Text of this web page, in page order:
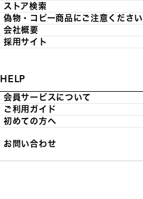
ストア検索
偽物・コピー商品にご注意ください
会社概要
採用サイト
HELP
会員サービスについて
ご利用ガイド
初めての方へ
お問い合わせ